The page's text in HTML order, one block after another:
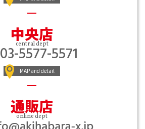
中央店
central dept
03-5577-5571
MAP and detail
通販店
online dept